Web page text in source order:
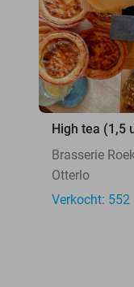
High tea (1,5
Brasserie
Otterlo
Verkocht: 552